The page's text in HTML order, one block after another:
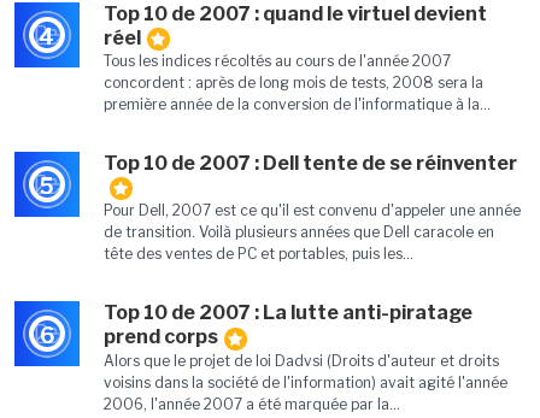
4
Top 10 de 2007 : quand le virtuel devient
réel
Tous les indices récoltés au cours de l'année 2007
concordent : après de long mois de tests, 2008 sera la
première année de la conversion de l'informatique à la...
5
Top 10 de 2007 : Dell tente de se réinventer
Pour Dell, 2007 est ce qu'il est convenu d'appeler une année
de transition. Voilà plusieurs années que Dell caracole en
tête des ventes de PC et portables, puis les...
6
Top 10 de 2007 : La lutte anti-piratage
prend corps
Alors que le projet de loi Dadvsi (Droits d'auteur et droits
voisins dans la société de l'information) avait agité l'année
2006, l'année 2007 a été marquée par la...